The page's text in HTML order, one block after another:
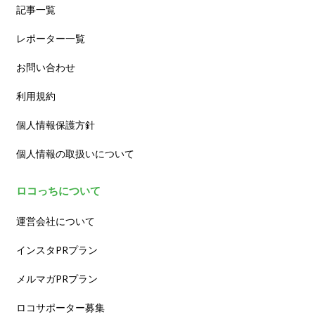
記事一覧
レポーター一覧
お問い合わせ
利用規約
個人情報保護方針
個人情報の取扱いについて
ロコっちについて
運営会社について
インスタPRプラン
メルマガPRプラン
ロコサポーター募集